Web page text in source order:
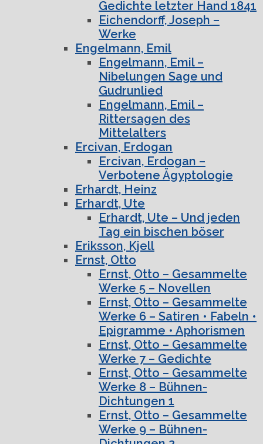
Gedichte letzter Hand 1841
Eichendorff, Joseph –
Werke
Engelmann, Emil
Engelmann, Emil –
Nibelungen Sage und
Gudrunlied
Engelmann, Emil –
Rittersagen des
Mittelalters
Ercivan, Erdogan
Ercivan, Erdogan –
Verbotene Ägyptologie
Erhardt, Heinz
Erhardt, Ute
Erhardt, Ute – Und jeden
Tag ein bischen böser
Eriksson, Kjell
Ernst, Otto
Ernst, Otto – Gesammelte
Werke 5 – Novellen
Ernst, Otto – Gesammelte
Werke 6 – Satiren • Fabeln •
Epigramme • Aphorismen
Ernst, Otto – Gesammelte
Werke 7 – Gedichte
Ernst, Otto – Gesammelte
Werke 8 – Bühnen-
Dichtungen 1
Ernst, Otto – Gesammelte
Werke 9 – Bühnen-